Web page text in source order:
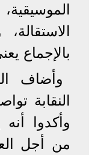
بالإجماع
وأضاف
النقابة
وأكدوا
من أجل